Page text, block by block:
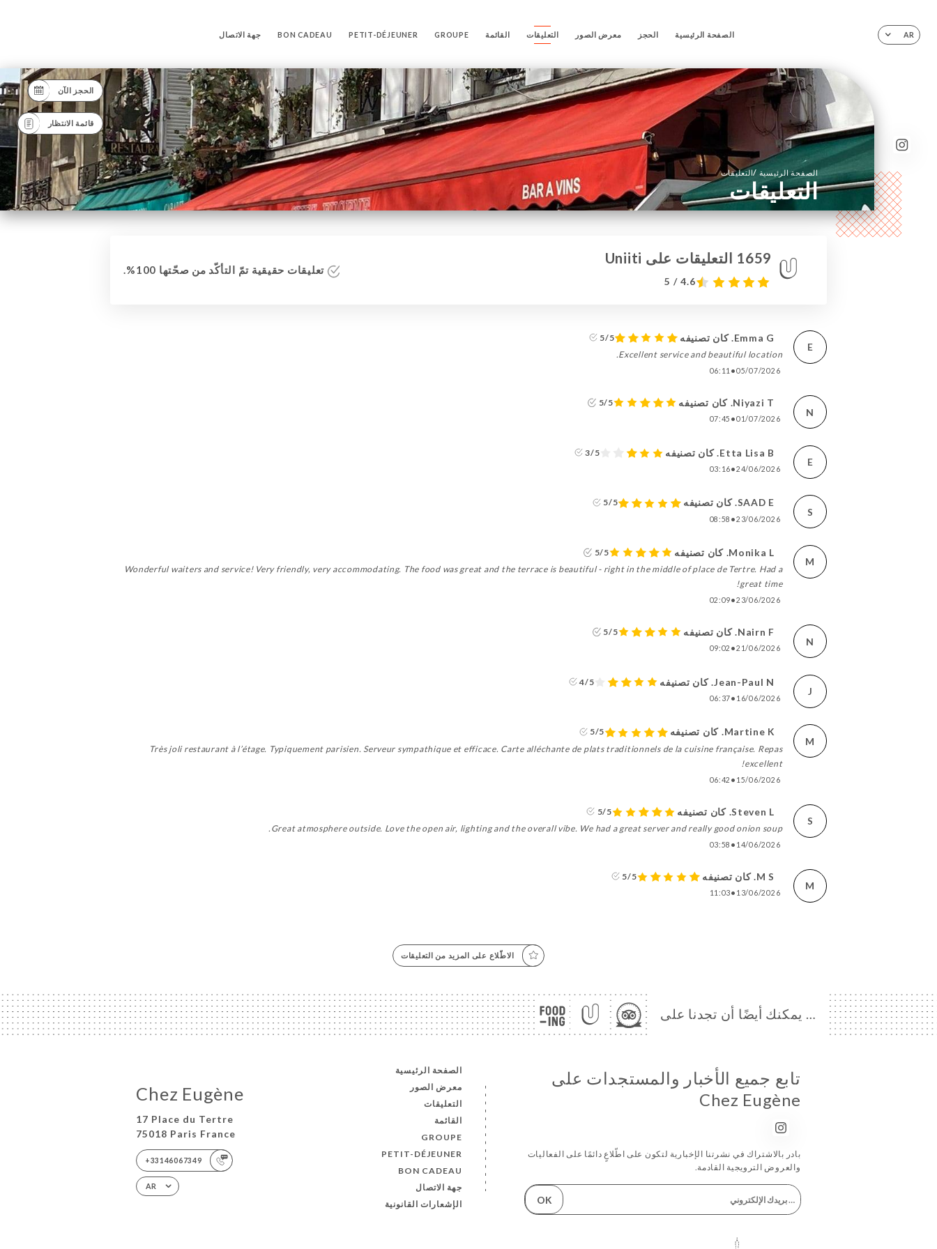
AR الصفحة الرئيسية الحجز معرض الصور التعليقات القائمة GROUPE
PETIT-DÉJEUNER
BON CADEAU جهة الاتصال
الحجز الآن
قائمة الانتظار
الصفحة الرئيسية /التعليقات
التعليقات
1659 التعليقات على Uniiti
4.6 / 5
تعليقات حقيقية تمّ التأكّد من صحّتها 100%.
E
Emma G. كان تصنيفه
5/5
Excellent service and beautiful location.
05/07/2026
•
06:11
N
Niyazi T. كان تصنيفه 5/5
01/07/2026
•
07:45
E
Etta Lisa B. كان تصنيفه 3/5
24/06/2026
•
03:16
S
SAAD E. كان تصنيفه 5/5
23/06/2026
•
08:58
M
Monika L. كان تصنيفه
5/5
Wonderful waiters and service! Very friendly, very accommodating. The food was great and the terrace is beautiful - right in the middle of place de Tertre. Had a
great time!
23/06/2026
•
02:09
N
Nairn F. كان تصنيفه 5/5
21/06/2026
•
09:02
J
Jean-Paul N. كان تصنيفه 4/5
16/06/2026
•
06:37
M
Martine K. كان تصنيفه
5/5
Très joli restaurant à l’étage. Typiquement parisien. Serveur sympathique et efficace. Carte alléchante de plats traditionnels de la cuisine française. Repas
excellent!
15/06/2026
•
06:42
S
Steven L. كان تصنيفه
5/5
Great atmosphere outside. Love the open air, lighting and the overall vibe. We had a great server and really good onion soup.
14/06/2026
•
03:58
M
M S. كان تصنيفه 5/5
13/06/2026
•
11:03
الاطّلاع على المزيد من التعليقات
… يمكنك أيضًا أن تجدنا على
Chez Eugène
17 Place du Tertre
75018 Paris France
+33146067349
AR
الصفحة الرئيسية
معرض الصور
التعليقات
القائمة
GROUPE
PETIT-DÉJEUNER
BON CADEAU
جهة الاتصال
الإشعارات القانونية
تابع جميع الأخبار والمستجدات على
Chez Eugène
بادر بالاشتراك في نشرتنا الإخبارية لتكون على اطّلاعٍ دائمًا على الفعاليات
والعروض الترويجية القادمة.
OK